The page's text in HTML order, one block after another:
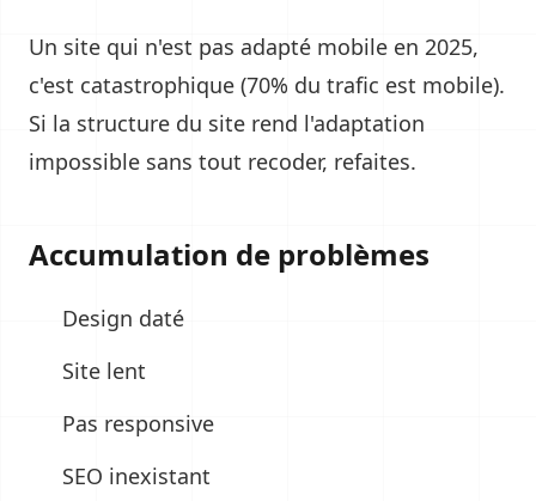
Un site qui n'est pas adapté mobile en 2025,
c'est catastrophique (70% du trafic est mobile).
Si la structure du site rend l'adaptation
impossible sans tout recoder, refaites.
Accumulation de problèmes
Design daté
Site lent
Pas responsive
SEO inexistant